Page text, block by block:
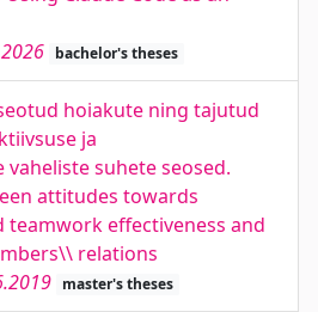
bachelor's theses
hoiakute ning tajutud
ja
suhete seosed.
attitudes towards
teamwork effectiveness and
relations
master's theses